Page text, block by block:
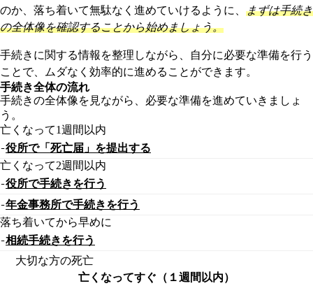
のか、落ち着いて無駄なく進めていけるように、 まずは手続き
の全体像を確認することから始めましょう。
手続きに関する情報を整理しながら、自分に必要な準備を行う
ことで、ムダなく効率的に進めることができます。
手続き全体の流れ
手続きの全体像を見ながら、必要な準備を進めていきましょ
う。
亡くなって1週間以内
役所で「死亡届」を提出する
亡くなって2週間以内
役所で手続きを行う
年金事務所で手続きを行う
落ち着いてから早めに
相続手続きを行う
大切な方の死亡
亡くなってすぐ（１週間以内）